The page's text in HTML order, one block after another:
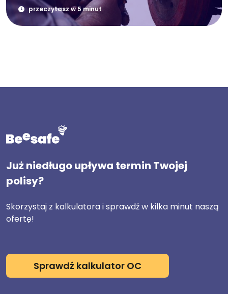
przeczytasz w 5 minut
Już niedługo upływa termin Twojej
polisy?
Skorzystaj z kalkulatora i sprawdź w kilka minut naszą
ofertę!
Sprawdź kalkulator OC